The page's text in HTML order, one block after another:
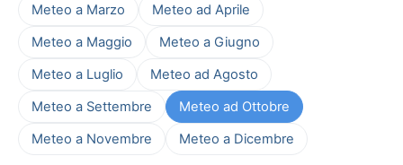
Meteo a Marzo
Meteo ad Aprile
Meteo a Maggio
Meteo a Giugno
Meteo a Luglio
Meteo ad Agosto
Meteo a Settembre
Meteo ad Ottobre
Meteo a Novembre
Meteo a Dicembre